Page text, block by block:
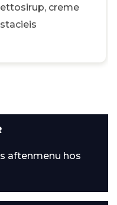
creme
aftenmenu hos